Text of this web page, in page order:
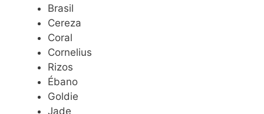
Brasil
Cereza
Coral
Cornelius
Rizos
Ébano
Goldie
Jade